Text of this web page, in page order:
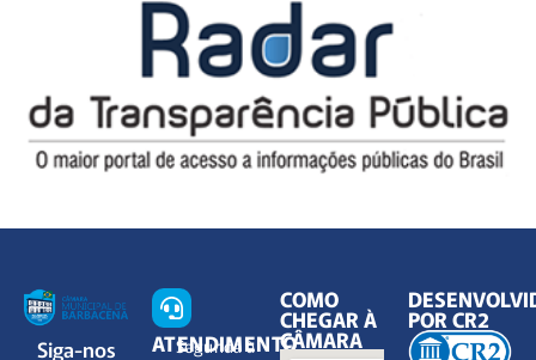
Siga-nos
ATENDIMENTO
Segunda à
COMO
CHEGAR À
CÂMARA
POR CR2